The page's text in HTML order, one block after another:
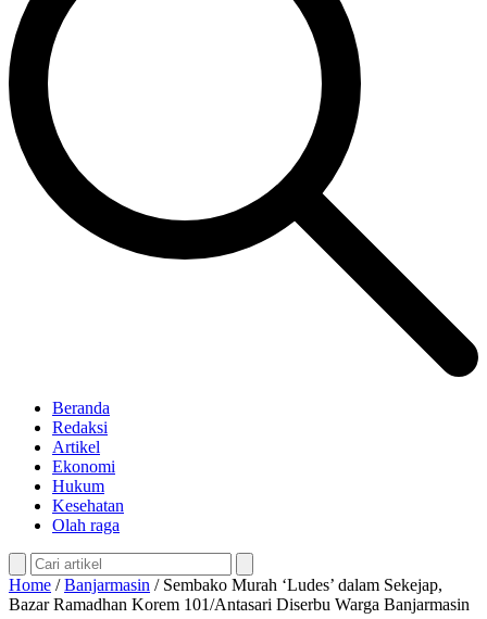
Beranda
Redaksi
Artikel
Ekonomi
Hukum
Kesehatan
Olah raga
Home /Banjarmasin / Sembako Murah ‘Ludes’ dalam Sekejap,
Bazar Ramadhan Korem 101/Antasari Diserbu Warga Banjarmasin